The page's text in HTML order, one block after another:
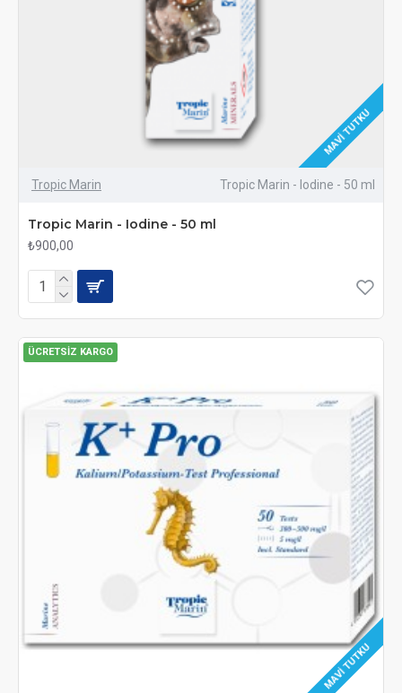
MAVI TUTKU
Tropic Marin Tropic Marin - Iodine - 50 ml
Tropic Marin - Iodine - 50 ml
₺900,00
MAVI TUTKU
ÜCRETSIZ KARGO